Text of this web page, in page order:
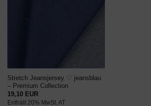
Stretch Jeansjersey ♡ jeansblau
– Premium Collection
19,10 EUR
Enthält 20% MwSt. AT